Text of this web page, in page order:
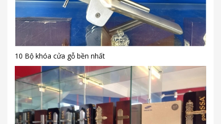
10 Bộ khóa cửa gỗ bền nhất